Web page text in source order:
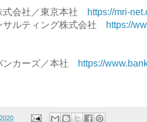
式会社／東京本社 https://mri-
サルティング株式会社 https://
ンカーズ／本社 https://